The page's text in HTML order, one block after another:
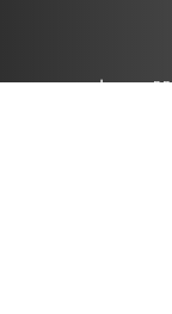
مطهری . میرعماد . کوچه یازدهم . پلاک 23 .
جهاد